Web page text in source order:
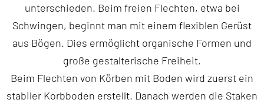
unterschieden. Beim freien Flechten, etwa bei
Schwingen, beginnt man mit einem flexiblen Gerüst
aus Bögen. Dies ermöglicht organische Formen und
große gestalterische Freiheit.
Beim Flechten von Körben mit Boden wird zuerst ein
stabiler Korbboden erstellt. Danach werden die Staken